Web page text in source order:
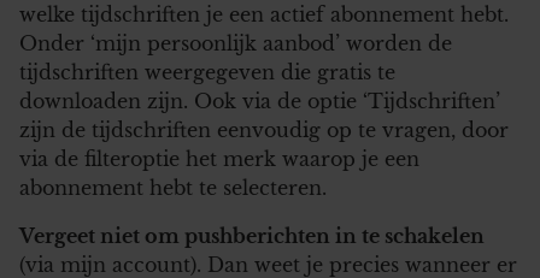
welke tijdschriften je een actief abonnement hebt.
Onder ‘mijn persoonlijk aanbod’ worden de
tijdschriften weergegeven die gratis te
downloaden zijn. Ook via de optie ‘Tijdschriften’
zijn de tijdschriften eenvoudig op te vragen, door
via de filteroptie het merk waarop je een
abonnement hebt te selecteren.
Vergeet niet om pushberichten in te schakelen
(via mijn account). Dan weet je precies wanneer er